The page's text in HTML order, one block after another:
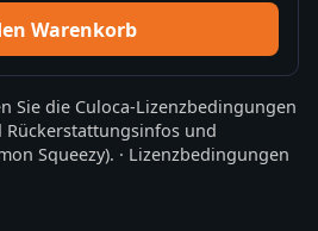
Warenkorb
Sie die Culoca-Lizenzbedingungen
Rückerstattungsinfos und
Squeezy). · Lizenzbedingungen